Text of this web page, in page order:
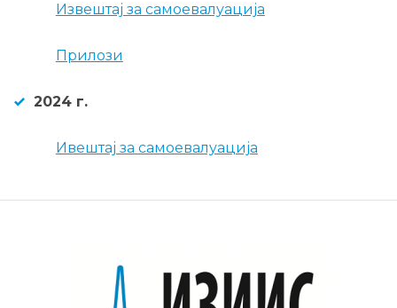
Извештај за самоевалуација
Прилози
2024 г.
Ивештај за самоевалуација